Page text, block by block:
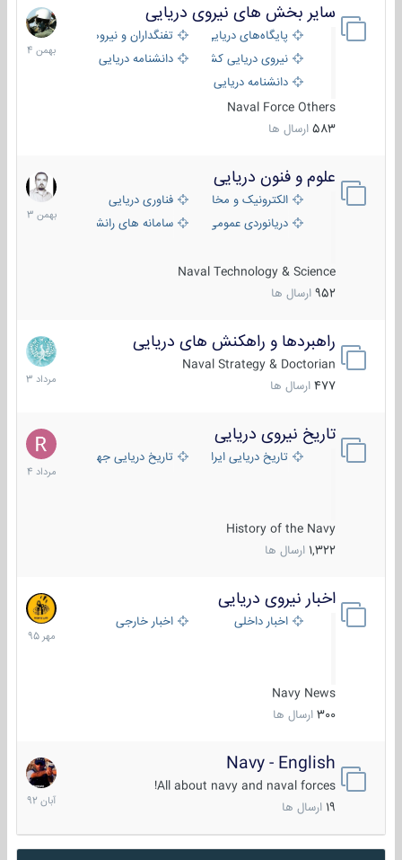
سایر بخش های نیروی دریایی
پایگاه‌های دریایی
تفنگداران و نیروهای ویژه‌ی دریایی
نیروی دریایی کشورهای مختلفدانشنامه دریایی
دانشنامه دریایی کپی
Naval Force Others
583 ارسال ها
22
بهمن
1404
علوم و فنون دریایی
الکترونیک و مخابرات دریاییفناوری دریایی
دریانوردی عمومی
سامانه های رانشی دریایی
Naval Technology & Science
952 ارسال ها
6
بهمن
1403
راهبردها و راهکنش های دریایی
Naval Strategy & Doctorian
477 ارسال ها
2
مرداد
1403
تاریخ نیروی دریایی
تاریخ دریایی ایران تاریخ دریایی جهان
History of the Navy
1,322 ارسال ها
16
مرداد
1404
اخبار نیروی دریایی
اخبار داخلی اخبار خارجی
Navy News
300 ارسال ها
27
مهر
1395
Navy - English
All about navy and naval forces!
ارسال ها
22
آبان
1392